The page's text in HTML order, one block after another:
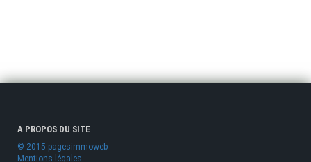
A PROPOS DU SITE
© 2015 pagesimmoweb
Mentions légales